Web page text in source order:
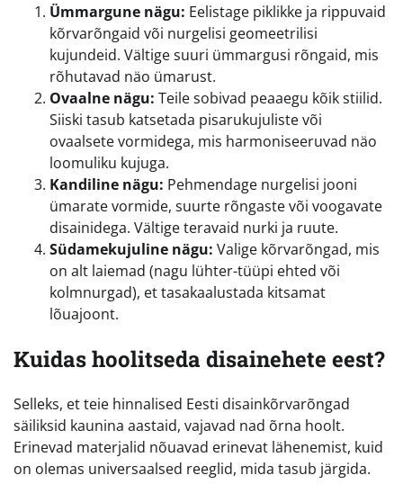
Ümmargune nägu: Eelistage piklikke ja rippuvaid
kõrvarõngaid või nurgelisi geomeetrilisi
kujundeid. Vältige suuri ümmargusi rõngaid, mis
rõhutavad näo ümarust.
Ovaalne nägu: Teile sobivad peaaegu kõik stiilid.
Siiski tasub katsetada pisarukujuliste või
ovaalsete vormidega, mis harmoniseeruvad näo
loomuliku kujuga.
Kandiline nägu: Pehmendage nurgelisi jooni
ümarate vormide, suurte rõngaste või voogavate
disainidega. Vältige teravaid nurki ja ruute.
Südamekujuline nägu: Valige kõrvarõngad, mis
on alt laiemad (nagu lühter-tüüpi ehted või
kolmnurgad), et tasakaalustada kitsamat
lõuajoont.
Kuidas hoolitseda disainehete eest?
Selleks, et teie hinnalised Eesti disainkõrvarõngad
säiliksid kaunina aastaid, vajavad nad õrna hoolt.
Erinevad materjalid nõuavad erinevat lähenemist, kuid
on olemas universaalsed reeglid, mida tasub järgida.